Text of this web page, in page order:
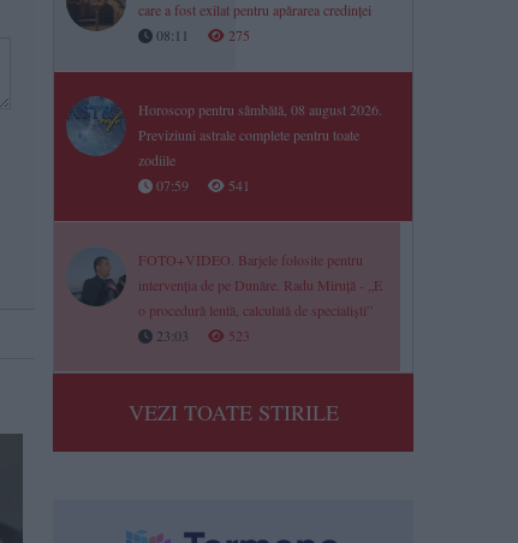
care a fost exilat pentru apărarea credinței
08:11
275
Horoscop pentru sâmbătă, 08 august 2026.
Previziuni astrale complete pentru toate
zodiile
07:59
541
FOTO+VIDEO. Barjele folosite pentru
intervenția de pe Dunăre. Radu Miruță - „E
o procedură lentă, calculată de specialiști”
23:03
523
VEZI TOATE STIRILE